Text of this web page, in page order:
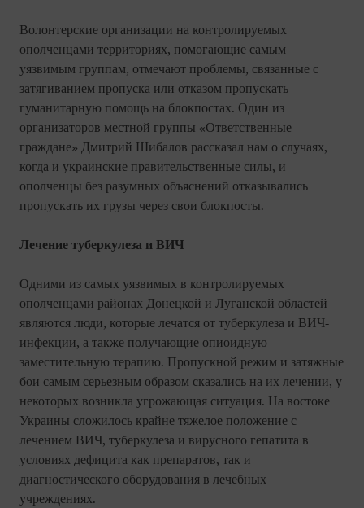
Волонтерские организации на контролируемых
ополченцами территориях, помогающие самым
уязвимым группам, отмечают проблемы, связанные с
затягиванием пропуска или отказом пропускать
гуманитарную помощь на блокпостах. Один из
организаторов местной группы «Ответственные
граждане» Дмитрий Шибалов рассказал нам о случаях,
когда и украинские правительственные силы, и
ополченцы без разумных объяснений отказывались
пропускать их грузы через свои блокпосты.
Лечение туберкулеза и ВИЧ
Одними из самых уязвимых в контролируемых
ополченцами районах Донецкой и Луганской областей
являются люди, которые лечатся от туберкулеза и ВИЧ-
инфекции, а также получающие опиоидную
заместительную терапию. Пропускной режим и затяжные
бои самым серьезным образом сказались на их лечении, у
некоторых возникла угрожающая ситуация. На востоке
Украины сложилось крайне тяжелое положение с
лечением ВИЧ, туберкулеза и вирусного гепатита в
условиях дефицита как препаратов, так и
диагностического оборудования в лечебных
учреждениях.